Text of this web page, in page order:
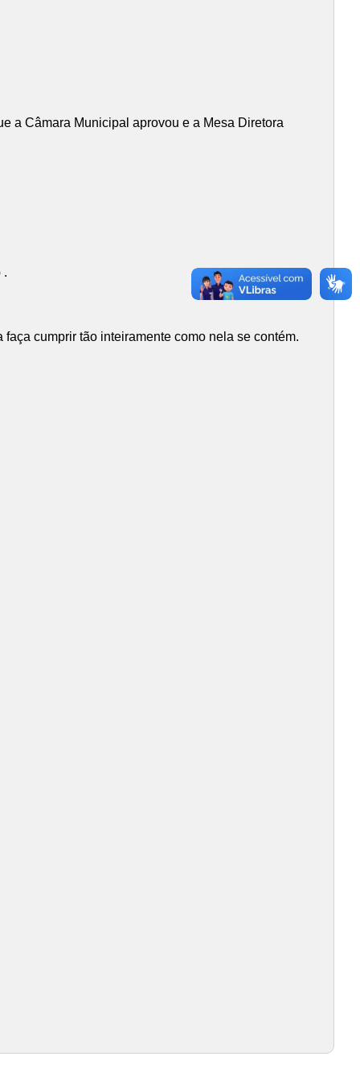
a Câmara Municipal aprovou e a Mesa Diretora
.
cumprir tão inteiramente como nela se contém.